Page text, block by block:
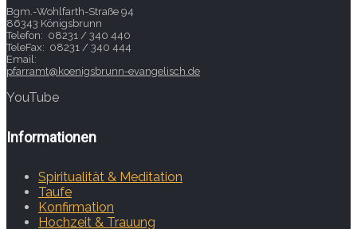
Bgm.-Wohlfarth-Straße 94
86343 Königsbrunn
Telefon: 08231 / 340 440
TeleFax: 08231 / 340 444
Email:
pfarramt@koenigsbrunn-evangelisch.de
YouTube
Informationen
Spiritualität & Meditation
Taufe
Konfirmation
Hochzeit & Trauung